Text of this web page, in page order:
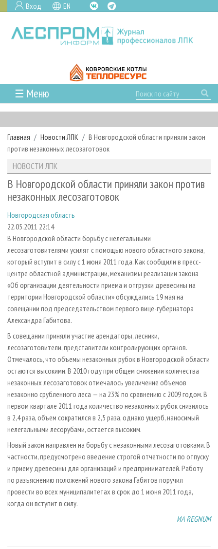
Вход EN
☰ Меню
ГЛАВНАЯ
РУБРИКИ И ТЕМЫ
РУБРИКИ ЖУРНАЛА
ЛЕСОЗАГОТОВКА
ЛЕСОПИЛЕНИЕ
СУШКА ДРЕВЕСИНЫ
ПРОИЗВОДСТВО ДРЕВЕСНЫХ ПЛИТ
ДЕРЕВЯННОЕ ДОМОСТРОЕНИЕ
ПРОИЗВОДСТВО МЕБЕЛИ
БИОЭНЕРГЕТИКА
ЦБП
ИНСТРУМЕНТ И МАТЕРИАЛЫ
НОВОСТИ
НОВОСТИ ЛПК
НОВОСТИ ЖУРНАЛА
ПРОЕКТЫ ЛПИ
АНАЛИТИКА
ПРЕДПРИЯТИЯ ЛПК
ПЕРСОНЫ
МОБИЛЬНЫЕ ВЫСТАВКИ
ОФИЦИАЛЬНЫЕ ДЕЛЕГАЦИИ
ПРИОРИТЕТНЫЕ ИНВЕСТПРОЕКТЫ
RUSSIAN FORESTRY REVIEW
ГАЗЕТА ЛЕСПРОМФОРУМ
БИБЛИОТЕКА СПЕЦИАЛИСТА
АРХИВ
АРХИВ ЖУРНАЛОВ
О ЖУРНАЛЕ
ПОДПИСКА
КОНТАКТЫ
РЕКЛАМОДАТЕЛЯМ
РЕКЛАМА
РЕКЛАМА НА САЙТЕ
Главная Новости ЛПК
В Новгородской области приняли закон
против незаконных лесозаготовок
НОВОСТИ ЛПК
В Новгородской области приняли закон против
незаконных лесозаготовок
Новгородская область
22.05.2011 22:14
В Новгородской области борьбу с нелегальными
лесозаготовителями усилят с помощью нового областного закона,
который вступит в силу с 1 июня 2011 года. Как сообщили в пресс-
центре областной администрации, механизмы реализации закона
«Об организации деятельности приема и отгрузки древесины на
территории Новгородской области» обсуждались 19 мая на
совещании под председательством первого вице-губернатора
Александра Габитова.
В совещании приняли участие арендаторы, лесники,
лесозаготовители, представители контролирующих органов.
Отмечалось, что объемы незаконных рубок в Новгородской области
остаются высокими. В 2010 году при общем снижении количества
незаконных лесозаготовок отмечалось увеличение объемов
незаконно срубленного леса — на 23% по сравнению с 2009 годом. В
первом квартале 2011 года количество незаконных рубок снизилось
в 2,4 раза, объем сократился в 2,5 раза, однако ущерб, наносимый
нелегальными лесорубами, остается высоким.
Новый закон направлен на борьбу с незаконными лесозаготовками. В
частности, предусмотрено введение строгой отчетности по отпуску
и приему древесины для организаций и предпринимателей. Работу
по разъяснению положений нового закона Габитов поручил
провести во всех муниципалитетах в срок до 1 июня 2011 года,
когда он вступит в силу.
ИА REGNUM